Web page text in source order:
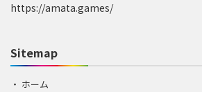
https://amata.games/
Sitemap
ホーム